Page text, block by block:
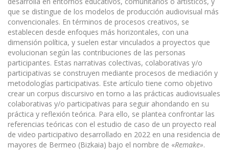
que se distingue de los modelos de producción audiovisual más
convencionales. En términos de procesos creativos, se
establecen desde enfoques más horizontales, con una
dimensión política, y suelen estar vinculados a proyectos que
evolucionan según las contribuciones de las personas
participantes. Estas narrativas colectivas, colaborativas y/o
participativas se construyen mediante procesos de mediación y
metodologías participativas. Este artículo tiene como objetivo
crear un corpus discursivo en torno a las prácticas audiovisuales
colaborativas y/o participativas para seguir ahondando en su
práctica y reflexión teórica. Para ello, se plantea confrontar las
referencias teóricas con el estudio de caso de un proyecto real
de video participativo desarrollado en 2022 en una residencia de
mayores de Bermeo (Bizkaia) bajo el nombre de «Remake».